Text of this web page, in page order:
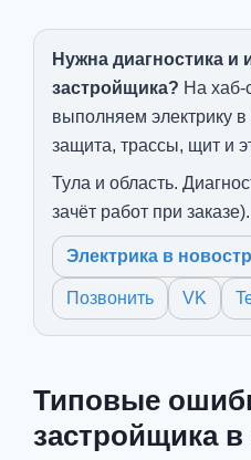
Нужна диагностика
застройщика? На хаб-
выполняем электрику
защита, трассы, щит и
Тула и область.
зачёт работ при заказе).
Электрика в
Позвонить VK
Типовые
застройщика в